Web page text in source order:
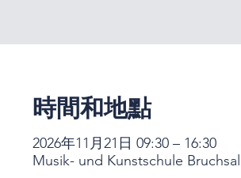
時間和地點
2026年11月21日 09:30 – 16:30
Musik- und Kunstschule